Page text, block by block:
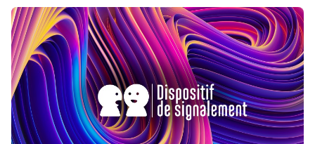
Un
dispositif
de
signalement
pour
lutter
contre
les